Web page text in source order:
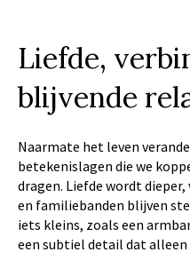
Liefde,
blijvende
Naarmate het leven
betekenislagen die we
dragen. Liefde wordt
en familiebanden blijven
iets kleins, zoals een
een subtiel detail dat